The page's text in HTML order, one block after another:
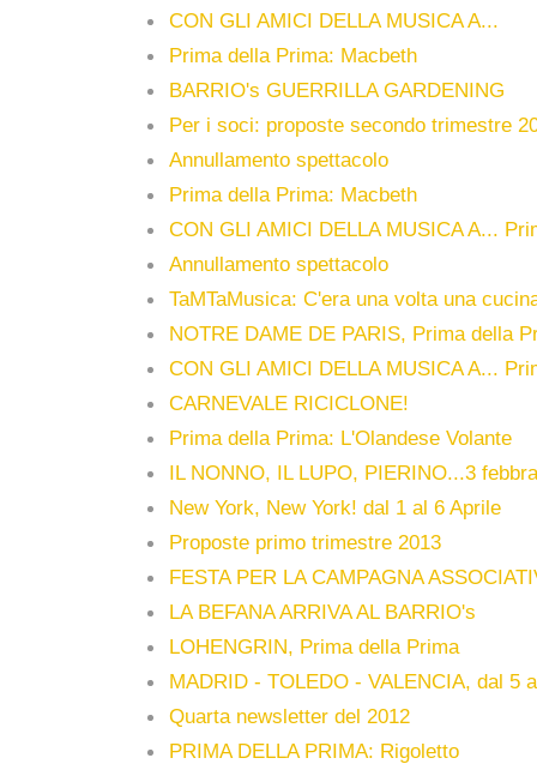
CON GLI AMICI DELLA MUSICA A...
Prima della Prima: Macbeth
BARRIO's GUERRILLA GARDENING
Per i soci: proposte secondo trimestre
Annullamento spettacolo
Prima della Prima: Macbeth
CON GLI AMICI DELLA MUSICA A...
Annullamento spettacolo
TaMTaMusica: C'era una volta una
NOTRE DAME DE PARIS, Prima della
CON GLI AMICI DELLA MUSICA A...
CARNEVALE RICICLONE!
Prima della Prima: L'Olandese Volante
IL NONNO, IL LUPO, PIERINO...3
New York, New York! dal 1 al 6 Aprile
Proposte primo trimestre 2013
FESTA PER LA CAMPAGNA
LA BEFANA ARRIVA AL BARRIO's
LOHENGRIN, Prima della Prima
MADRID - TOLEDO - VALENCIA, dal 5
Quarta newsletter del 2012
PRIMA DELLA PRIMA: Rigoletto